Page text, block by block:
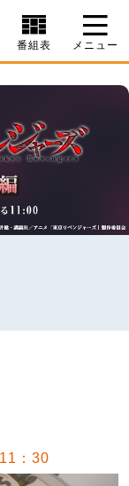
番組表 メニュー
：30